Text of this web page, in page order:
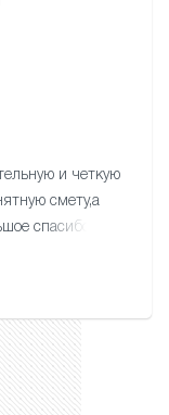
и четкую
смету,а
спасибо
отличную